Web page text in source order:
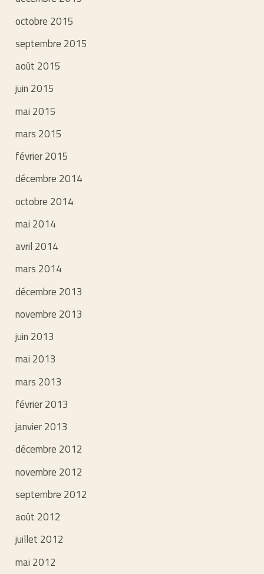
octobre 2015
septembre 2015
août 2015
juin 2015
mai 2015
mars 2015
février 2015
décembre 2014
octobre 2014
mai 2014
avril 2014
mars 2014
décembre 2013
novembre 2013
juin 2013
mai 2013
mars 2013
février 2013
janvier 2013
décembre 2012
novembre 2012
septembre 2012
août 2012
juillet 2012
mai 2012